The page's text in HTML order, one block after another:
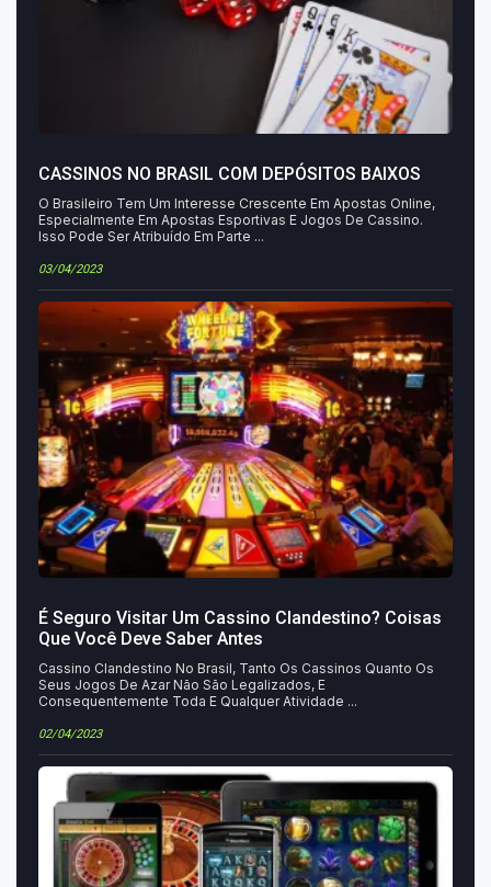
CASSINOS NO BRASIL COM DEPÓSITOS BAIXOS
O Brasileiro Tem Um Interesse Crescente Em Apostas Online,
Especialmente Em Apostas Esportivas E Jogos De Cassino.
Isso Pode Ser Atribuído Em Parte ...
03/04/2023
É Seguro Visitar Um Cassino Clandestino? Coisas
Que Você Deve Saber Antes
Cassino Clandestino No Brasil, Tanto Os Cassinos Quanto Os
Seus Jogos De Azar Não São Legalizados, E
Consequentemente Toda E Qualquer Atividade ...
02/04/2023